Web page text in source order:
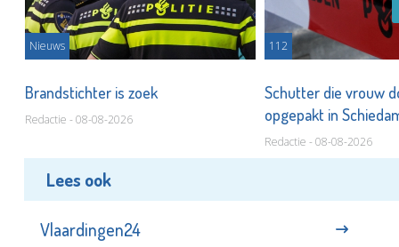
Nieuws
Brandstichter is zoek
Redactie - 08-08-2026
112
Schutter die vrouw
opgepakt in
Redactie - 08-08-2026
Lees ook
Vlaardingen24